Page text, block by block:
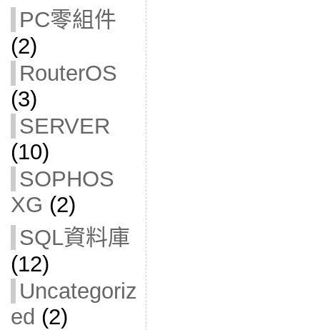
PC零組件
(2)
RouterOS
(3)
SERVER
(10)
SOPHOS
XG (2)
SQL資料庫
(12)
Uncategoriz
ed (2)